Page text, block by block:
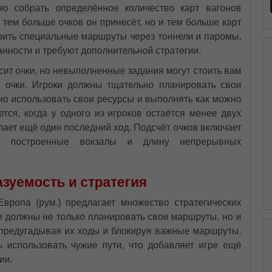
собрать определённое количество карт вагонов
больше очков он принесёт, но и тем больше карт
специальные маршруты через тоннели и паромы,
и требуют дополнительной стратегии.
очки, но невыполненные задания могут стоить вам
Игроки должны тщательно планировать свои
использовать свои ресурсы и выполнять как можно
когда у одного из игроков остаётся менее двух
ещё один последний ход. Подсчёт очков включает
вокзалы и длину непрерывных
и стратегия
(рум.) предлагает множество стратегических
должны не только планировать свои маршруты, но и
их ходы и блокируя важные маршруты.
чужие пути, что добавляет игре ещё